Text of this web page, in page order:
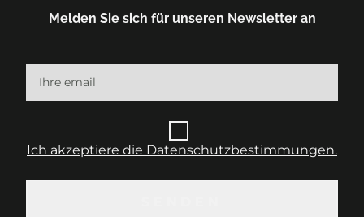
Melden Sie sich für unseren Newsletter an
Ich akzeptiere die Datenschutzbestimmungen.